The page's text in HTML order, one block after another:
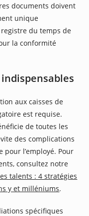
documents doivent
unique
registre du temps de
la conformité
aux caisses de
est requise.
de toutes les
des complications
l’employé. Pour
consultez notre
talents : 4 stratégies
y et milléniums.
spécifiques